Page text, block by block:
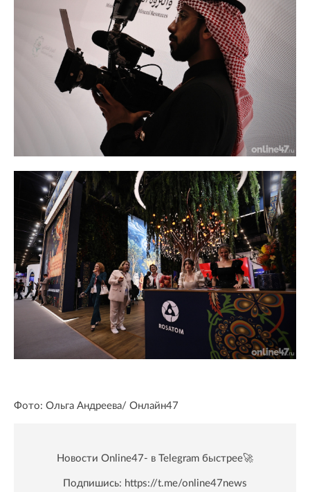
Фото: Ольга Андреева/ Oнлайн47
Новости Online47- в Telegram быстрее🚀
Подпишись: https://t.me/online47news